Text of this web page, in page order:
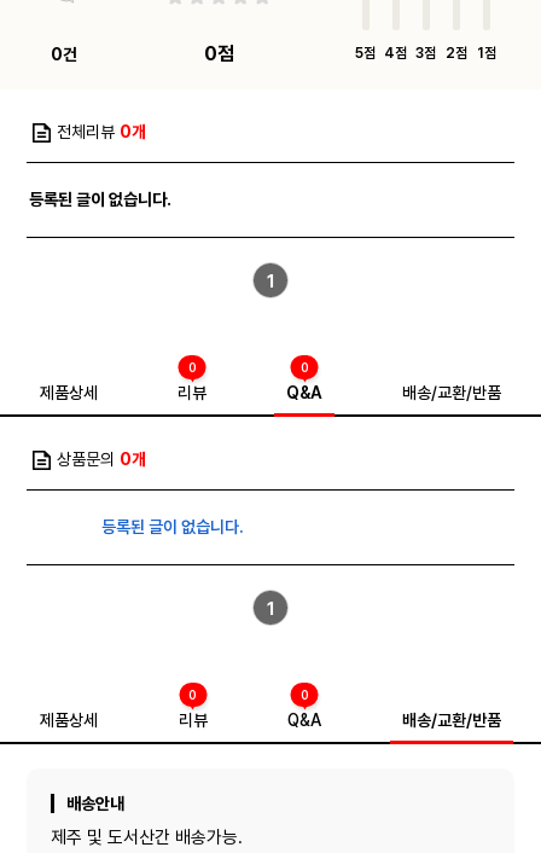
0건 0점 5점 4점 3점 2점 1점
전체리뷰 0개
등록된 글이 없습니다.
1
제품상세 리뷰
0
Q&A
0
배송/교환/반품
상품문의 0개
등록된 글이 없습니다.
1
제품상세 리뷰
0
Q&A
0
배송/교환/반품
배송안내
제주 및 도서산간 배송가능.